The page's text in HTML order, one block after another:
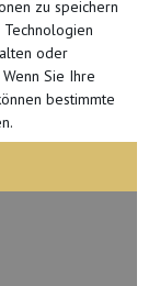
zu speichern
oder
Sie Ihre
bestimmte